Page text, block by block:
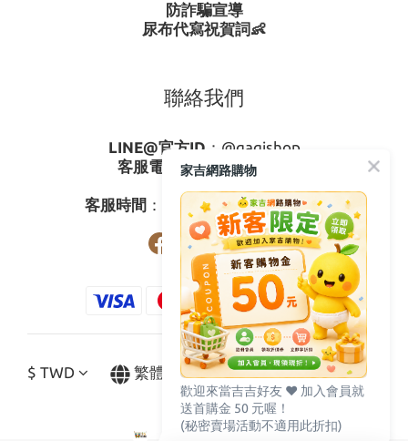
防詐騙宣導
尿布代寫祝賀詞👶
聯絡我們
LINE@官方ID ： @gagishop
客服電話 ：0800-273795
客服時間 ：週一至週五08:30-17:30
$ TWD 繁體中文
家吉網路購物
歡迎來當吉吉好友 ♥️ 加入會員就
送首購金 50 元喔！
(秘密賣場活動不適用此折扣)